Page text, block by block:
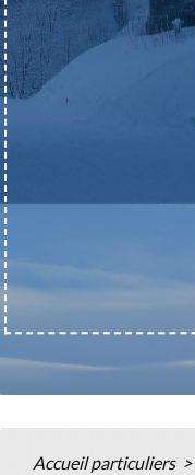
Accueil particuliers >